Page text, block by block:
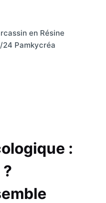
:
en Résine
24 Pamkycréa